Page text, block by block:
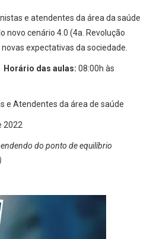
e atendentes da área da saúde
novo cenário 4.0 (4a. Revolução
expectativas da sociedade.
Horário das aulas: 08:00h às
e Atendentes da área de saúde
2022
do ponto de equilíbrio